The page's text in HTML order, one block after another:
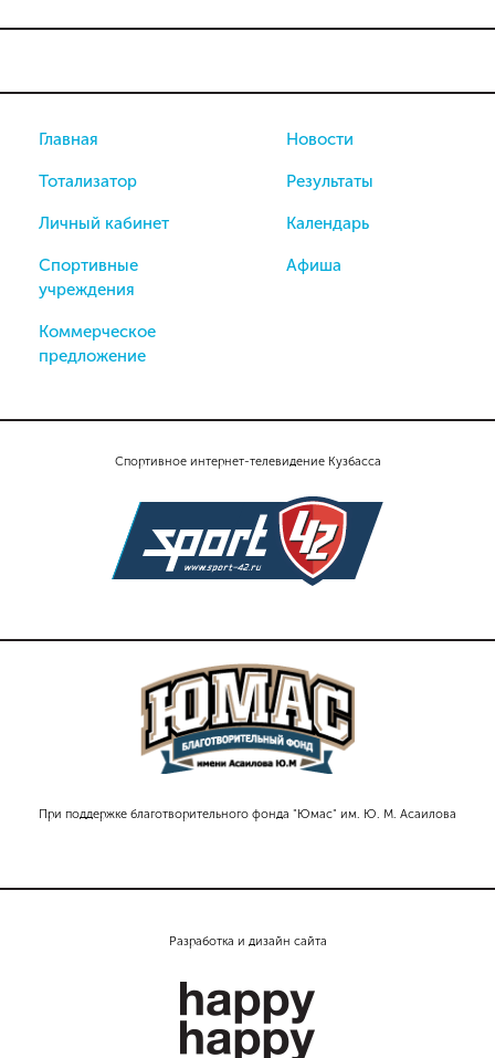
Спортивное интернет-телевидение Кузбасса
При поддержке благотворительного фонда "Юмас" им. Ю. М. Асаилова
Главная
Тотализатор
Личный кабинет
Спортивные
учреждения
Коммерческое
предложение
Новости
Результаты
Календарь
Афиша
Разработка и дизайн сайта